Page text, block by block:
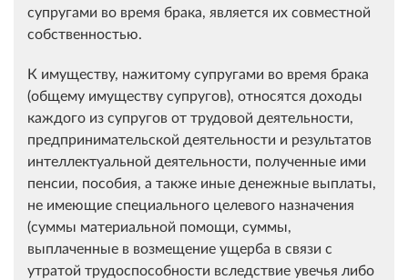
супругами во время брака, является их совместной
собственностью.
К имуществу, нажитому супругами во время брака
(общему имуществу супругов), относятся доходы
каждого из супругов от трудовой деятельности,
предпринимательской деятельности и результатов
интеллектуальной деятельности, полученные ими
пенсии, пособия, а также иные денежные выплаты,
не имеющие специального целевого назначения
(суммы материальной помощи, суммы,
выплаченные в возмещение ущерба в связи с
утратой трудоспособности вследствие увечья либо